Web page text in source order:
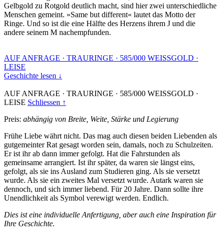
Gelbgold zu Rotgold deutlich macht, sind hier zwei unterschiedliche
Menschen gemeint. »Same but different« lautet das Motto der
Ringe. Und so ist die eine Hälfte des Herzens ihrem J und die
andere seinem M nachempfunden.
AUF ANFRAGE · TRAURINGE · 585/000 WEISSGOLD ·
LEISE
Geschichte lesen ↓
AUF ANFRAGE · TRAURINGE · 585/000 WEISSGOLD ·
LEISE Schliessen ↑
Preis: abhängig von Breite, Weite, Stärke und Legierung
Frühe Liebe währt nicht. Das mag auch diesen beiden Liebenden als
gutgemeinter Rat gesagt worden sein, damals, noch zu Schulzeiten.
Er ist ihr ab dann immer gefolgt. Hat die Fahrstunden als
gemeinsame arrangiert. Ist ihr später, da waren sie längst eins,
gefolgt, als sie ins Ausland zum Studieren ging. Als sie versetzt
wurde. Als sie ein zweites Mal versetzt wurde. Autark waren sie
dennoch, und sich immer liebend. Für 20 Jahre. Dann sollte ihre
Unendlichkeit als Symbol verewigt werden. Endlich.
Dies ist eine individuelle Anfertigung, aber auch eine Inspiration für
Ihre Geschichte.